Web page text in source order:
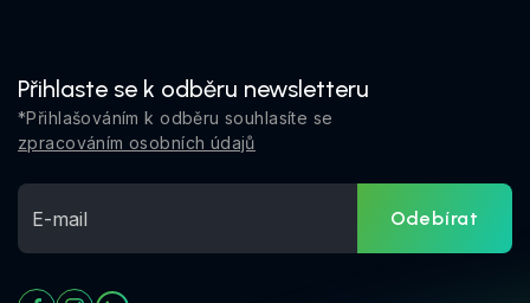
Přihlaste se k odběru newsletteru
*Přihlašováním k odběru souhlasíte se
zpracováním osobních údajů
Odebírat